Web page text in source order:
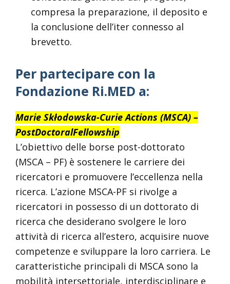
compresa la preparazione, il deposito e
la conclusione dell’iter connesso al
brevetto.
Per partecipare con la
Fondazione Ri.MED a:
Marie Skłodowska-Curie Actions (MSCA) –
PostDoctoralFellowship
L’obiettivo delle borse post-dottorato
(MSCA – PF) è sostenere le carriere dei
ricercatori e promuovere l’eccellenza nella
ricerca. L’azione MSCA-PF si rivolge a
ricercatori in possesso di un dottorato di
ricerca che desiderano svolgere le loro
attività di ricerca all’estero, acquisire nuove
competenze e sviluppare la loro carriera. Le
caratteristiche principali di MSCA sono la
mobilità intersettoriale, interdisciplinare e